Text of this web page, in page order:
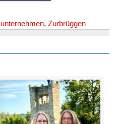
, Zurbrüggen